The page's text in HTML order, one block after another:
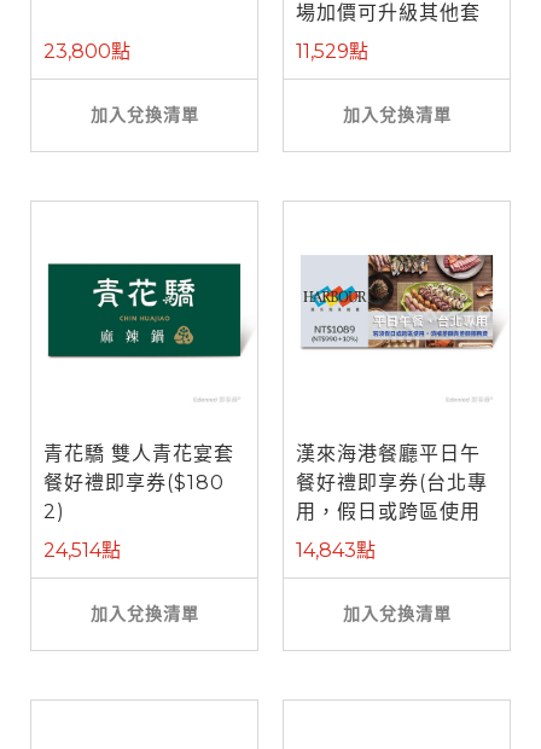
23,800點
加入兌換清單
場加價可升級其他套
餐)
11,529點
加入兌換清單
青花驕 雙人青花宴套
餐好禮即享券($180
2)
24,514點
加入兌換清單
漢來海港餐廳平日午
餐好禮即享券(台北專
用，假日或跨區使用
需補差額)
14,843點
加入兌換清單